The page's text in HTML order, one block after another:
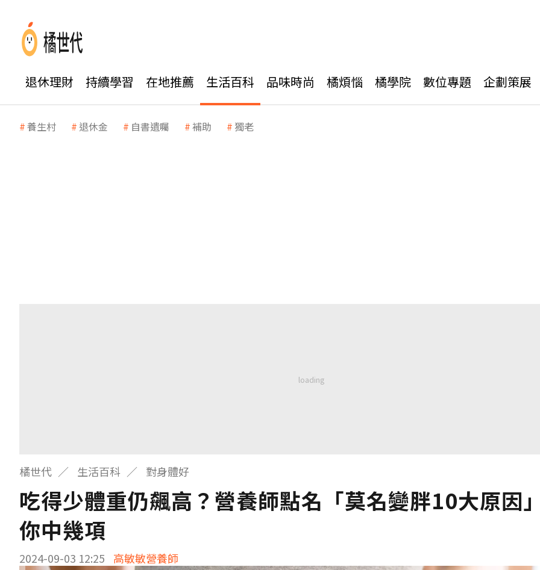
退休理財 持續學習 在地推薦 生活百科 品味時尚 橘煩惱 橘學院 數位專題 企劃策展
養生村 退休金 自書遺囑 補助 獨老
橘世代 生活百科 對身體好
吃得少體重仍飆高？營養師點名「莫名變胖10大原因
你中幾項
2024-09-03 12:25 高敏敏營養師